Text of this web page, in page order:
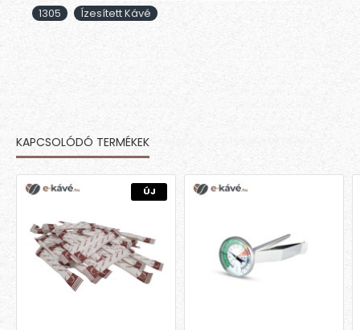
1305
Ízesített Kávé
KAPCSOLÓDÓ TERMÉKEK
ÚJ